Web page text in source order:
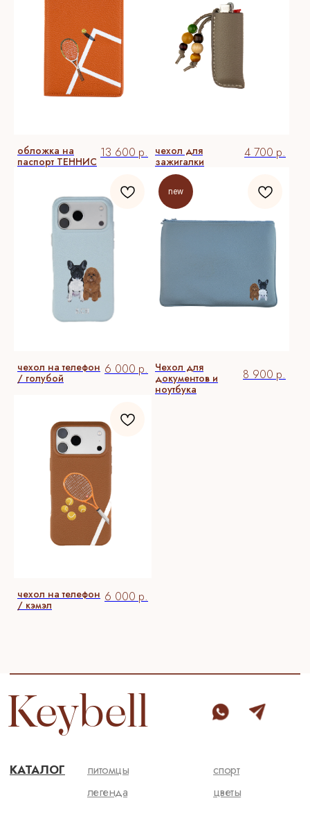
обложка на
паспорт ТЕННИС
13 600 р.
чехол для
зажигалки
4 700 р.
чехол на телефон
/ голубой
6 000 р.
new
Чехол для
документов и
ноутбука
8 900 р.
чехол на телефон
/ кэмэл
6 000 р.
ИП Толстова Мария Сергеевна
ОГРНИП 323774600704274
Политика конфиденциальности
КАТАЛОГ питомцы
упаковка
персонализация
спорт
цветы
сертификаты